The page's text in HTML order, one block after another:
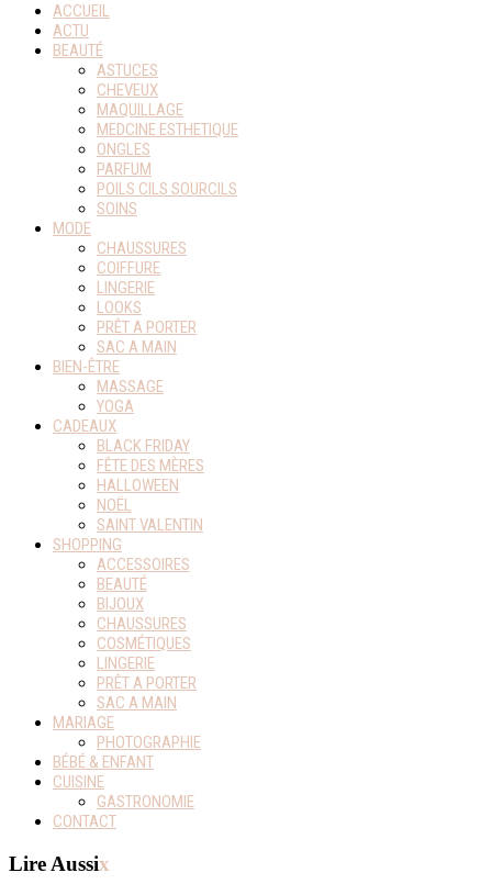
ACCUEIL
ACTU
BEAUTÉ
ASTUCES
CHEVEUX
MAQUILLAGE
MEDCINE ESTHETIQUE
ONGLES
PARFUM
POILS CILS SOURCILS
SOINS
MODE
CHAUSSURES
COIFFURE
LINGERIE
LOOKS
PRÊT A PORTER
SAC A MAIN
BIEN-ÊTRE
MASSAGE
YOGA
CADEAUX
BLACK FRIDAY
FÊTE DES MÈRES
HALLOWEEN
NOËL
SAINT VALENTIN
SHOPPING
ACCESSOIRES
BEAUTÉ
BIJOUX
CHAUSSURES
COSMÉTIQUES
LINGERIE
PRÊT A PORTER
SAC A MAIN
MARIAGE
PHOTOGRAPHIE
BÉBÉ & ENFANT
CUISINE
GASTRONOMIE
CONTACT
Lire Aussix